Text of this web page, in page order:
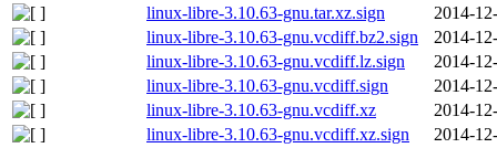
linux-libre-3.10.63-gnu.tar.xz.sign
2014-
linux-libre-3.10.63-gnu.vcdiff.bz2.sign
2014-
linux-libre-3.10.63-gnu.vcdiff.lz.sign
2014-
linux-libre-3.10.63-gnu.vcdiff.sign
2014-
linux-libre-3.10.63-gnu.vcdiff.xz
2014-
linux-libre-3.10.63-gnu.vcdiff.xz.sign
2014-